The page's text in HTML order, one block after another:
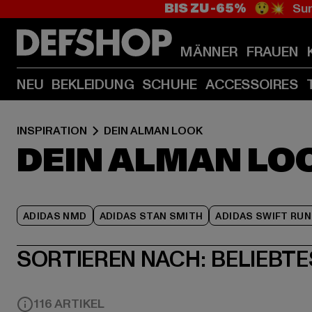
BIS ZU -65% 😲💥
MÄNNER FRAUEN
NEU BEKLEIDUNG SCHUHE ACCESSOIRES
INSPIRATION DEIN ALMAN LOOK
DEIN ALMAN
ADIDAS NMD ADIDAS STAN SMITH ADIDAS SWIFT RUN
SORTIEREN NACH:
116 ARTIKEL